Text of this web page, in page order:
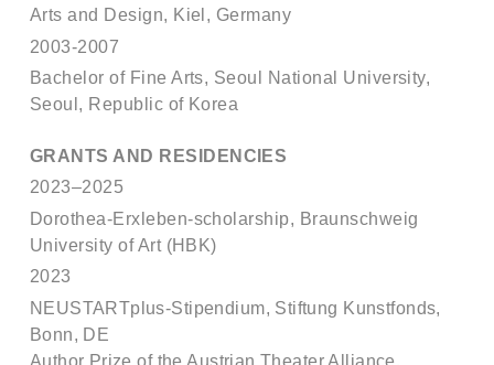
Arts and Design, Kiel, Germany
2003-2007
Bachelor of Fine Arts, Seoul National University,
Seoul, Republic of Korea
GRANTS AND RESIDENCIES
2023–2025
Dorothea-Erxleben-scholarship, Braunschweig
University of Art (HBK)
2023
NEUSTARTplus-Stipendium, Stiftung Kunstfonds,
Bonn, DE
Author Prize of the Austrian Theater Alliance,